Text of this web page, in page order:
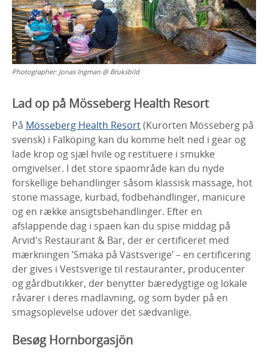
Photographer: Jonas Ingman @ Bruksbild
Lad op på Mösseberg Health Resort
På Mösseberg Health Resort(Kurorten Mösseberg på
svensk) i Falköping kan du komme helt ned i gear og
lade krop og sjæl hvile og restituere i smukke
omgivelser. I det store spaområde kan du nyde
forskellige behandlinger såsom klassisk massage, hot
stone massage, kurbad, fodbehandlinger, manicure
og en række ansigtsbehandlinger. Efter en
afslappende dag i spaen kan du spise middag på
Arvid's Restaurant & Bar, der er certificeret med
mærkningen ’Smaka på Västsverige’ – en certificering
der gives i Vestsverige til restauranter, producenter
og gårdbutikker, der benytter bæredygtige og lokale
råvarer i deres madlavning, og som byder på en
smagsoplevelse udover det sædvanlige.
Besøg Hornborgasjön